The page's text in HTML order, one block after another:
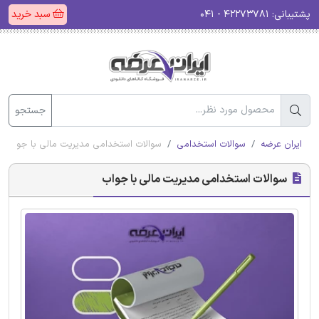
پشتیبانی: سبد خرید
جستجو
ایران عرضه سوالات استخدامی سوالات استخدامی مدیریت مالی با جواب
سوالات استخدامی مدیریت مالی با جواب